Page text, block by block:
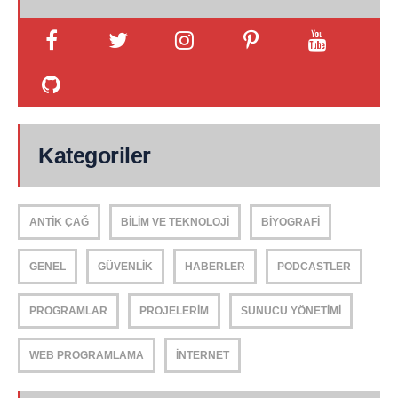
Kategoriler
ANTIK ÇAĞ BILIM VE TEKNOLOJI BIYOGRAFI
GENEL GÜVENLIK HABERLER PODCASTLER
PROGRAMLAR PROJELERIM SUNUCU YÖNETIMI
WEB PROGRAMLAMA İNTERNET